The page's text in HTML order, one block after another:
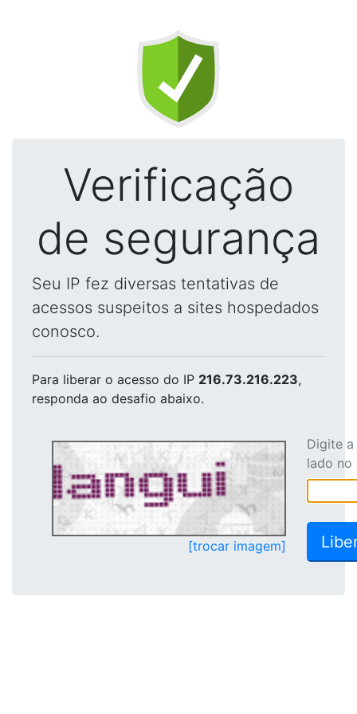
Verificação
de segurança
Seu IP fez diversas tentativas de
acessos suspeitos a sites hospedados
conosco.
Para liberar o acesso do IP 216.73.216.223,
responda ao desafio abaixo.
[trocar imagem]
Digite
lado no